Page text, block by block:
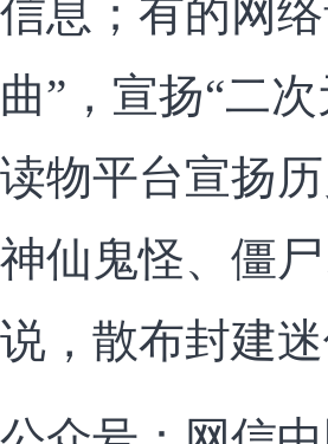
信息；有的网
曲”，宣扬“二
读物平台宣扬
神仙鬼怪、僵
说，散布封建迷